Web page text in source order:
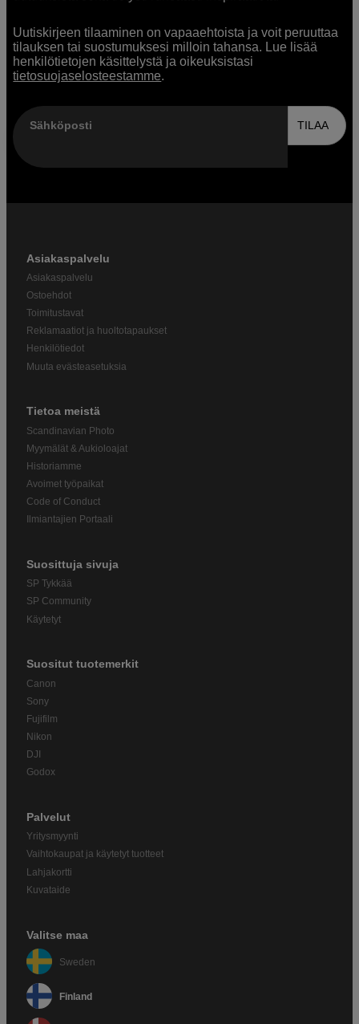
Uutiskirjeen tilaaminen on vapaaehtoista ja voit peruuttaa
tilauksen tai suostumuksesi milloin tahansa. Lue lisää
henkilötietojen käsittelystä ja oikeuksistasi
tietosuojaselosteestamme.
Sähköposti TILAA
Asiakaspalvelu
Asiakaspalvelu
Ostoehdot
Toimitustavat
Reklamaatiot ja huoltotapaukset
Henkilötiedot
Muuta evästeasetuksia
Tietoa meistä
Scandinavian Photo
Myymälät & Aukioloajat
Historiamme
Avoimet työpaikat
Code of Conduct
Ilmiantajien Portaali
Suosittuja sivuja
SP Tykkää
SP Community
Käytetyt
Suositut tuotemerkit
Canon
Sony
Fujifilm
Nikon
DJI
Godox
Palvelut
Yritysmyynti
Vaihtokaupat ja käytetyt tuotteet
Lahjakortti
Kuvataide
Valitse maa
Sweden
Finland